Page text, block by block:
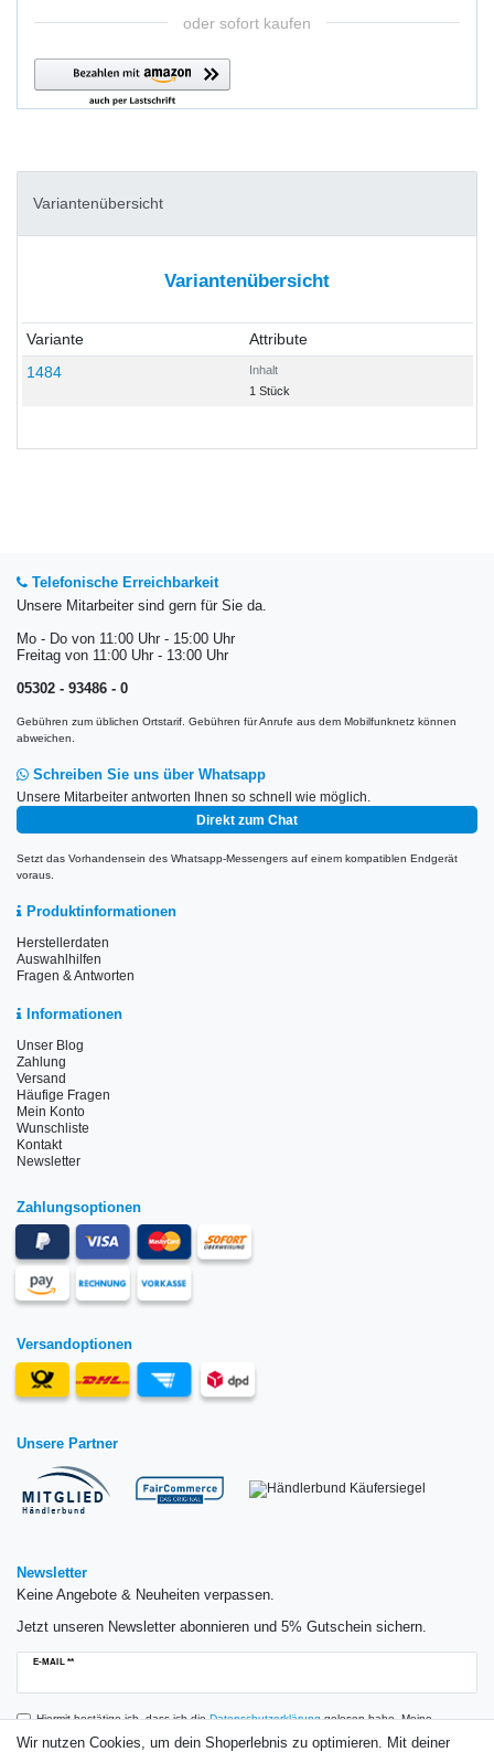
oder sofort kaufen
Variantenübersicht
Variantenübersicht
Variante
Attribute
1484
Inhalt
1 Stück
Telefonische Erreichbarkeit
Unsere Mitarbeiter sind gern für Sie da.
Mo - Do von 11:00 Uhr - 15:00 Uhr
Freitag von 11:00 Uhr - 13:00 Uhr
05302 - 93486 - 0
Gebühren zum üblichen Ortstarif. Gebühren für Anrufe aus dem Mobilfunknetz können
abweichen.
Schreiben Sie uns über Whatsapp
Unsere Mitarbeiter antworten Ihnen so schnell wie möglich.
Direkt zum Chat
Setzt das Vorhandensein des Whatsapp-Messengers auf einem kompatiblen Endgerät
voraus.
Produktinformationen
Herstellerdaten
Auswahlhilfen
Fragen & Antworten
Informationen
Unser Blog
Zahlung
Versand
Häufige Fragen
Mein Konto
Wunschliste
Kontakt
Newsletter
Zahlungsoptionen
Versandoptionen
Unsere Partner
Newsletter
Keine Angebote & Neuheiten verpassen.
Jetzt unseren Newsletter abonnieren und 5% Gutschein sichern.
E-MAIL **
Newsletter
Hiermit bestätige ich, dass ich dieDaten­schutz­erklärunggelesen habe. Meine
Einwilligung kann ich jederzeit widerrufen.**
Wir nutzen Cookies, um dein Shoperlebnis zu optimieren. Mit deiner